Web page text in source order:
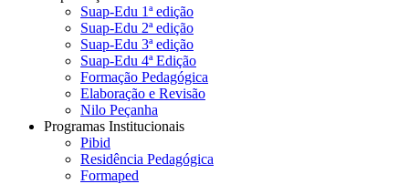
Suap-Edu 1ª edição
Suap-Edu 2ª edição
Suap-Edu 3ª edição
Suap-Edu 4ª Edição
Formação Pedagógica
Elaboração e Revisão
Nilo Peçanha
Programas Institucionais
Pibid
Residência Pedagógica
Formaped